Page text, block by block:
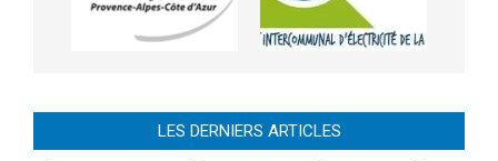
LES DERNIERS ARTICLES